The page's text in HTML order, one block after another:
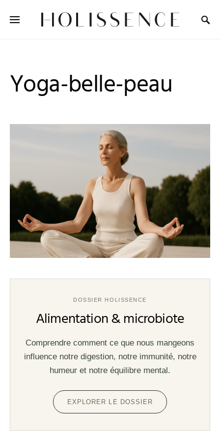
Yoga-belle-peau
DOSSIER HOLISSENCE
Alimentation & microbiote
Comprendre comment ce que nous mangeons
influence notre digestion, notre immunité, notre
humeur et notre équilibre mental.
EXPLORER LE DOSSIER